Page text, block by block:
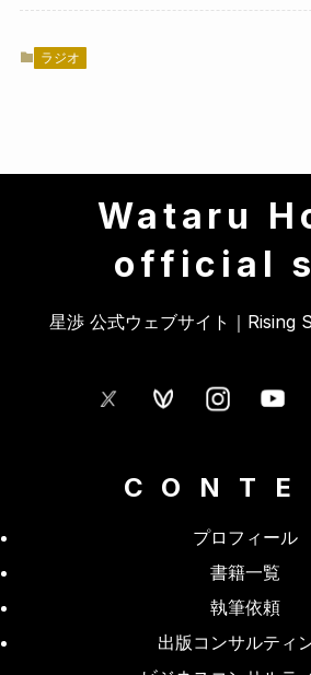
ラジオ
Wataru
official
星渉 公式ウェブサイト｜Rising
プロフィール
書籍一覧
執筆依頼
出版コンサルティ